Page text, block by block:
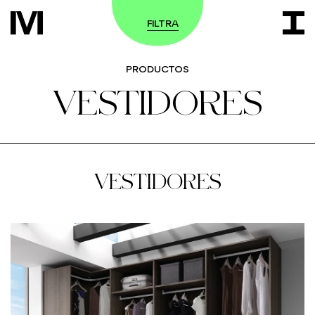
FILTRA
PRODUCTOS
VESTIDORES
VESTIDORES